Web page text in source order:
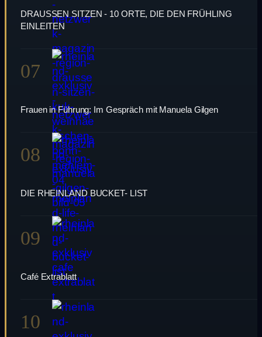
DRAUSSEN SITZEN - 10 ORTE, DIE DEN FRÜHLING
EINLEITEN
07
Frauen in Führung: Im Gespräch mit Manuela Gilgen
08
DIE RHEINLAND BUCKET- LIST
09
Café Extrablatt
10